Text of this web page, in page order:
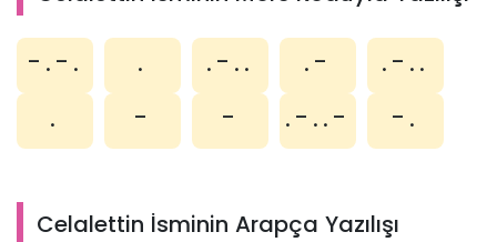
-.-. . .-.. .-
.-..
.
- - .-..- -.
Celalettin İsminin Arapça Yazılışı